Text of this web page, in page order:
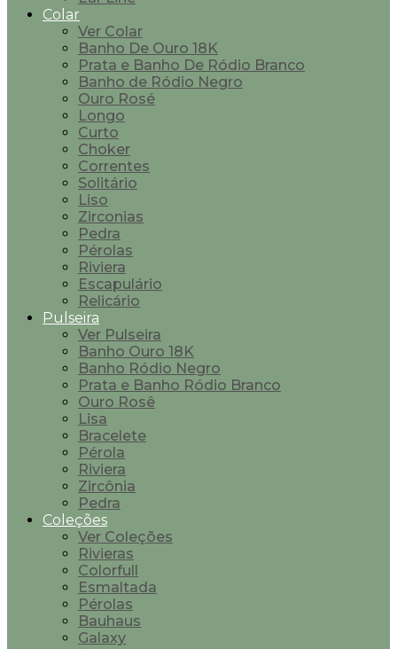
Colar
Ver Colar
Banho De Ouro 18K
Prata e Banho De Ródio Branco
Banho de Ródio Negro
Ouro Rosé
Longo
Curto
Choker
Correntes
Solitário
Liso
Zirconias
Pedra
Pérolas
Riviera
Escapulário
Relicário
Pulseira
Ver Pulseira
Banho Ouro 18K
Banho Ródio Negro
Prata e Banho Ródio Branco
Ouro Rosê
Lisa
Bracelete
Pérola
Riviera
Zircônia
Pedra
Coleções
Ver Coleções
Rivieras
Colorfull
Esmaltada
Pérolas
Bauhaus
Galaxy